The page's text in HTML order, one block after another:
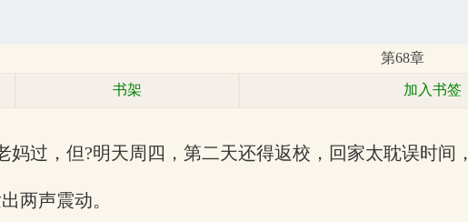
第68章
书架 加入书签
妈过，但?明天周四，第二天还得返校，回家太耽误时间
两声震动。